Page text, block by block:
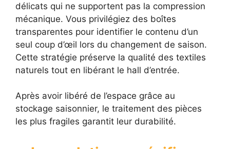
délicats qui ne supportent pas la compression
mécanique. Vous privilégiez des boîtes
transparentes pour identifier le contenu d’un
seul coup d’œil lors du changement de saison.
Cette stratégie préserve la qualité des textiles
naturels tout en libérant le hall d’entrée.
Après avoir libéré de l’espace grâce au
stockage saisonnier, le traitement des pièces
les plus fragiles garantit leur durabilité.